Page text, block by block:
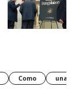
Como una